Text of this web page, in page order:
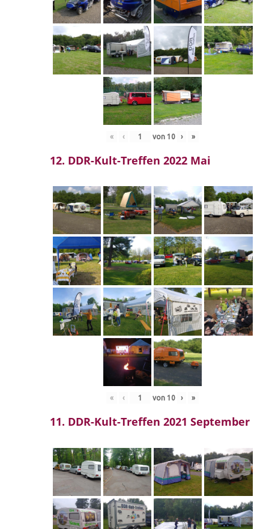
« ‹ von 10 › »
12. DDR-Kult-Treffen 2022 Mai
« ‹ von 10 › »
11. DDR-Kult-Treffen 2021 September